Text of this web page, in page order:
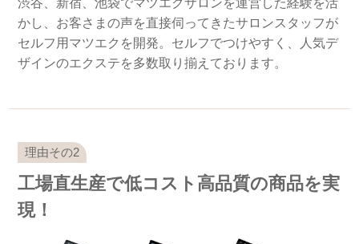
かし、お客さまの声を直接伺ってきたサロンスタッフが
セルフ用マツエクを開発。セルフでつけやすく、人気デ
ザインのエクステを多数取り揃えております。
工場直生産で低コスト高品質の商品を実
現！